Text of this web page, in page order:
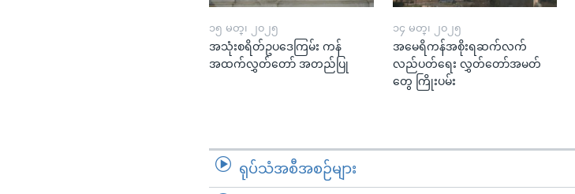
၁၅ မတ္၊ ၂၀၂၅
အသုံးစရိတ်ဥပဒေကြမ်း ကန်
အထက်လွှတ်တော် အတည်ပြု
၁၄ မတ္၊ ၂၀၂၅
အမေရိကန်အစိုးရဆက်လက်
လည်ပတ်ရေး လွှတ်တော်အမတ်
တွေ ကြိုးပမ်း
ရုပ်သံအစီအစဉ်များ